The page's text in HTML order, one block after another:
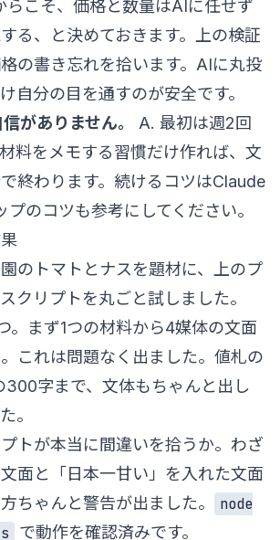
らこそ、価格と数量はAIに任せず
る、と決めておきます。上の検証
の書き忘れを拾います。AIに丸投
自分の目を通すのが安全です。
がありません。
A. 最初は週2回
料をメモする習慣だけ作れば、文
終わります。続けるコツはClaude
プのコツも参考にしてください。
のトマトとナスを題材に、上のプ
クリプトを丸ごと試しました。
。まず1つの材料から4媒体の文面
これは問題なく出ました。値札の
300字まで、文体もちゃんと出し
。
トが本当に間違いを拾うか。わざ
面と「日本一甘い」を入れた文面
ちゃんと警告が出ました。
node
で動作を確認済みです。